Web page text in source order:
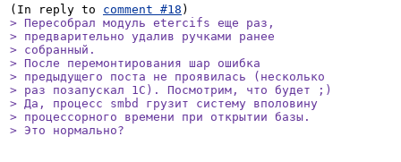
(In reply to comment #18
> Пересобрал модуль etercifs еще раз,
> предварительно удалив ручками ранее
> собранный.
> После перемонтирования шар ошибка
> предыдущего поста не проявилась (несколько
> раз позапускал 1С). Посмотрим, что будет ;)
> Да, процесс smbd грузит систему вполовину
> процессорного времени при открытии базы.
> Это нормально?